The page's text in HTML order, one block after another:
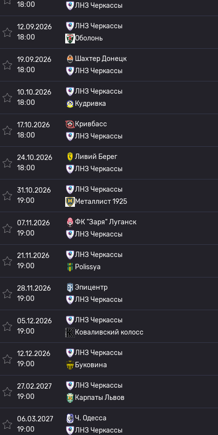
18:00
ЛНЗ Черкассы
12.09.2026
18:00
ЛНЗ Черкассы
Оболонь
19.09.2026
18:00
Шахтер Донецк
ЛНЗ Черкассы
10.10.2026
18:00
ЛНЗ Черкассы
Кудривка
17.10.2026
18:00
Кривбасс
ЛНЗ Черкассы
24.10.2026
18:00
Ливий Берег
ЛНЗ Черкассы
31.10.2026
19:00
ЛНЗ Черкассы
Металлист 1925
07.11.2026
19:00
ФК "Заря" Луганск
ЛНЗ Черкассы
21.11.2026
19:00
ЛНЗ Черкассы
Polissya
28.11.2026
19:00
Эпицентр
ЛНЗ Черкассы
05.12.2026
19:00
ЛНЗ Черкассы
Коваливский колосс
12.12.2026
19:00
ЛНЗ Черкассы
Буковина
27.02.2027
19:00
ЛНЗ Черкассы
Карпаты Львов
06.03.2027
19:00
Ч. Одесса
ЛНЗ Черкассы